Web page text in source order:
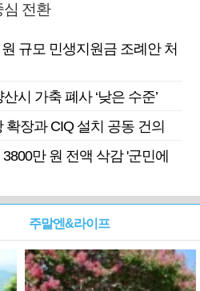
심 전환
규모 민생지원금 조례안 처
시 가축 폐사 ‘낮은 수준’
장과 CIQ 설치 공동 건의
만 원 전액 삭감 '군민에
주말엔&라이프